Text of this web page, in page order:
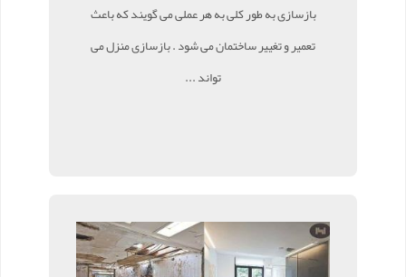
بازسازی به طور کلی به هر عملی می گویند که باعث
تعمیر و تغییر ساختمان می شود . بازسازی منزل می
تواند ...